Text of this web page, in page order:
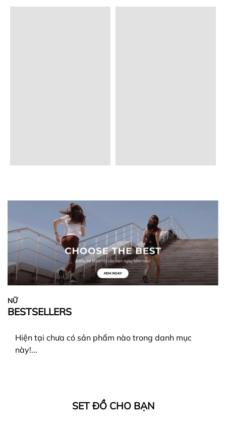
NỮ
BESTSELLERS
Hiện tại chưa có sản phẩm nào trong danh mục
này!...
SET ĐỒ CHO BẠN